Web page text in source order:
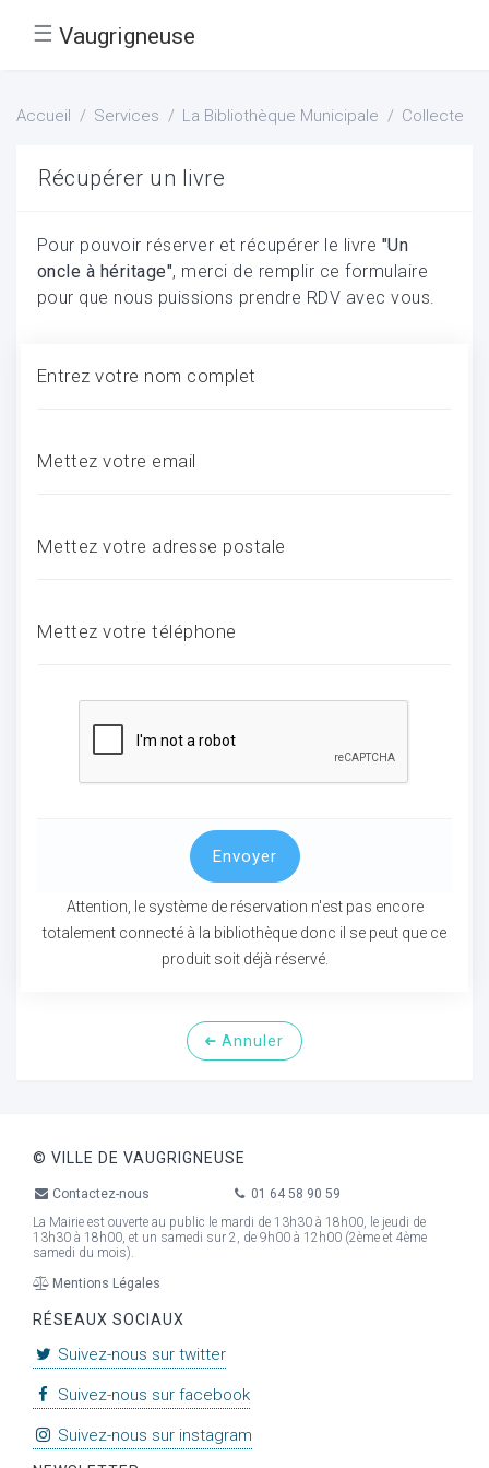
☰ Vaugrigneuse
Accueil Services La Bibliothèque Municipale Collecte
Récupérer un livre
Pour pouvoir réserver et récupérer le livre "Un
oncle à héritage", merci de remplir ce formulaire
pour que nous puissions prendre RDV avec vous.
Entrez votre nom complet
Mettez votre email
Mettez votre adresse postale
Mettez votre téléphone
Envoyer
Attention, le système de réservation n'est pas encore
totalement connecté à la bibliothèque donc il se peut que ce
produit soit déjà réservé.
Annuler
© VILLE DE VAUGRIGNEUSE
Contactez-nous
01 64 58 90 59
La Mairie est ouverte au public le mardi de 13h30 à 18h00, le jeudi de
13h30 à 18h00, et un samedi sur 2, de 9h00 à 12h00 (2ème et 4ème
samedi du mois).
Mentions Légales
RÉSEAUX SOCIAUX
Suivez-nous sur twitter
Suivez-nous sur facebook
Suivez-nous sur instagram